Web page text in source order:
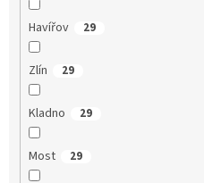
Havířov 29
Zlín 29
Kladno 29
Most 29